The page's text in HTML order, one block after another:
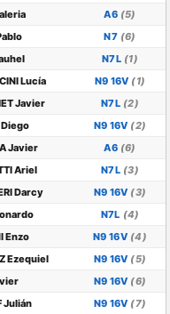
A6 (5)
N7 (6)
N7L (1)
Lucía N9 16V (1)
Javier N7L (2)
Diego N9 16V (2)
Javier A6 (6)
Ariel N7L (3)
Darcy N9 16V (3)
N7L (4)
Enzo N9 16V (4)
Ezequiel N9 16V (5)
N9 16V (6)
Julián N9 16V (7)